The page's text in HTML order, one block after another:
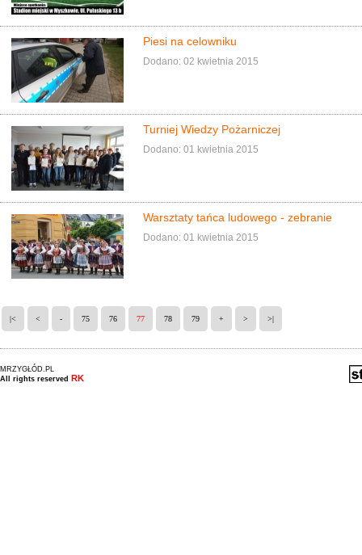
Piesi na celowniku
Dodano: 02 kwietnia 2015
Turniej Wiedzy Pożarniczej
Dodano: 01 kwietnia 2015
Warsztaty tańca ludowego - zebranie
Dodano: 01 kwietnia 2015
|< < - 75 76 77 78 79 + > >|
MRZYGŁÓD.PL
All rights reserved RK